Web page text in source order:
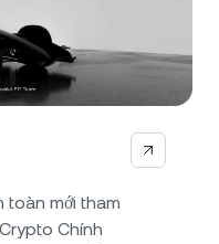
toàn mới tham
Chính